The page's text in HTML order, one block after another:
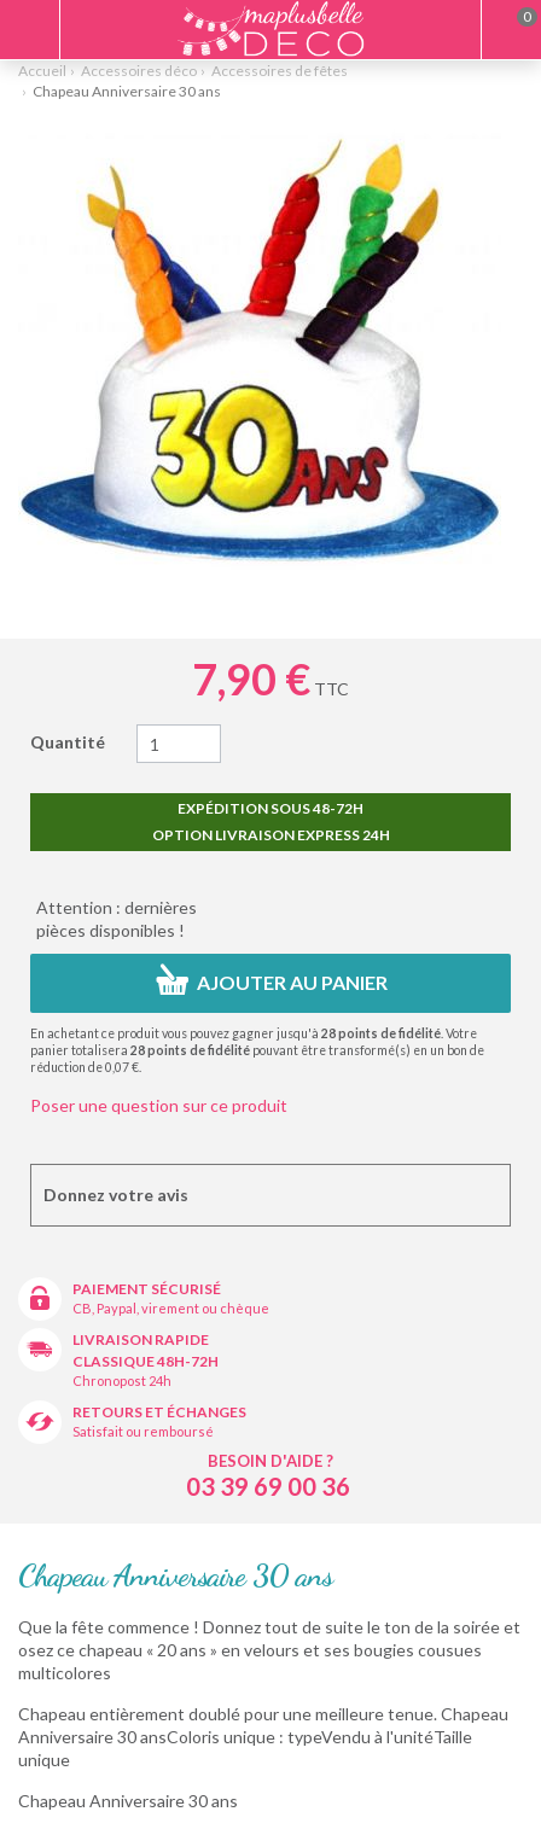
Accueil Accessoires déco
Accessoires de fêtes
Chapeau Anniversaire 30 ans
7,90 € TTC
Quantité
EXPÉDITION SOUS 48-72H
OPTION LIVRAISON EXPRESS 24H
Attention : dernières
pièces disponibles !
AJOUTER AU PANIER
En achetant ce produit vous pouvez gagner jusqu'à 28points de fidélité . Votre
panier totalisera 28points de fidélité pouvant être transformé(s) en un bon de
réduction de0,07 €
Poser une question sur ce produit
Donnez votre avis
PAIEMENT SÉCURISÉ
CB, Paypal, virement ou chèque
LIVRAISON RAPIDE
CLASSIQUE 48H-72H
Chronopost 24h
RETOURS ET ÉCHANGES
Satisfait ou remboursé
BESOIN D'AIDE ?
03 39 69 00 36
Chapeau Anniversaire 30 ans
Que la fête commence ! Donnez tout de suite le ton de la soirée et
osez ce chapeau « 20 ans » en velours et ses bougies cousues
multicolores
Chapeau entièrement doublé pour une meilleure tenue. Chapeau
Anniversaire 30 ansColoris unique : typeVendu à l'unitéTaille
unique
Chapeau Anniversaire 30 ans
0